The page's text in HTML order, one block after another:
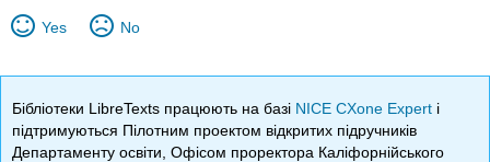
Yes No
Бібліотеки LibreTexts працюють на базі NICE CXone Expert і
підтримуються Пілотним проектом відкритих підручників
Департаменту освіти, Офісом проректора Каліфорнійського